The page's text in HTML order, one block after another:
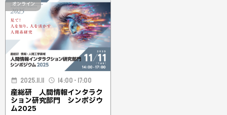
オンライン
2025.11.11 14:00 - 17:00
産総研 人間情報インタラク
ション研究部門 シンポジウ
ム2025